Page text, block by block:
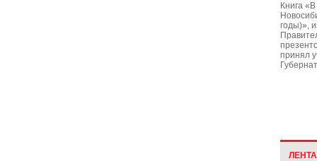
Книга
годы)»,
принял